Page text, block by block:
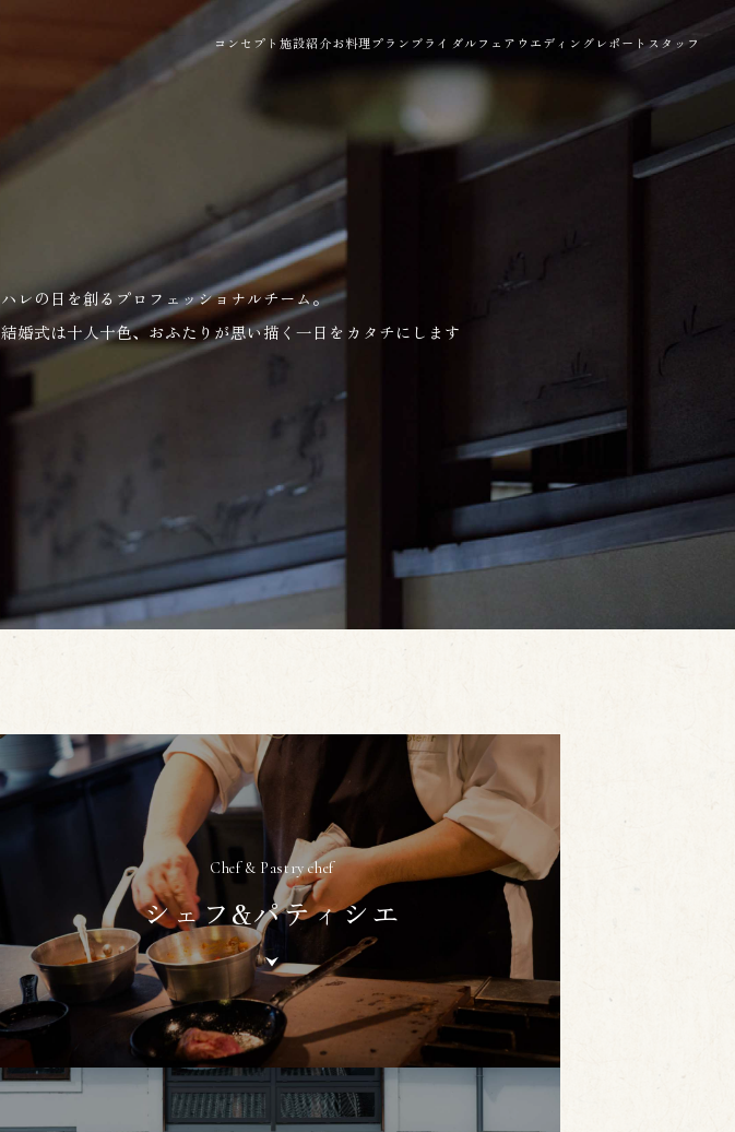
コンセプト施設紹介お料理プラン ブライダルフェア ウエディングレポートスタッフ
ハレの日を創るプロフェッショナルチーム。
結婚式は十人十色、おふたりが思い描く一日をカタチにします
Chef & Pastry chef
シェフ&パティシエ